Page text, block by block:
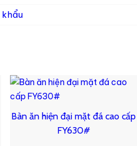
khẩu
Bàn ăn hiện đại mặt đá cao cấp
FY630#